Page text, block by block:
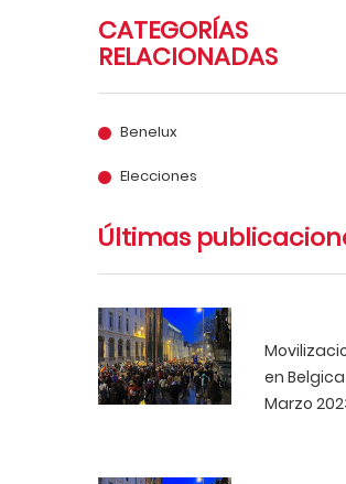
CATEGORÍAS
RELACIONADAS
Benelux
Elecciones
Últimas
en
Marzo